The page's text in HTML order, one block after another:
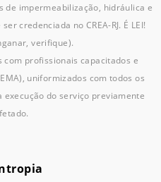
de impermeabilização, hidráulica e
credenciada no CREA-RJ. É LEI!
verifique).
com profissionais capacitados e
uniformizados com todos os
do serviço previamente